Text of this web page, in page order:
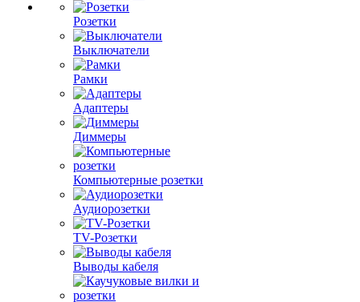
Розетки
Выключатели
Рамки
Адаптеры
Диммеры
Компьютерные розетки
Аудиорозетки
TV-Розетки
Выводы кабеля